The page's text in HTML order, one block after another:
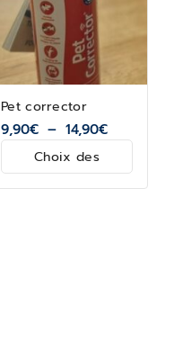
Pet corrector
9,90€ – 14,90€
Choix des